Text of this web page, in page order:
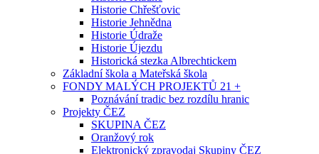
Historie Chřešťovic
Historie Jehnědna
Historie Údraže
Historie Újezdu
Historická stezka Albrechtickem
Základní škola a Mateřská škola
FONDY MALÝCH PROJEKTŮ 21 +
Poznávání tradic bez rozdílu hranic
Projekty ČEZ
SKUPINA ČEZ
Oranžový rok
Elektronický zpravodaj Skupiny ČEZ